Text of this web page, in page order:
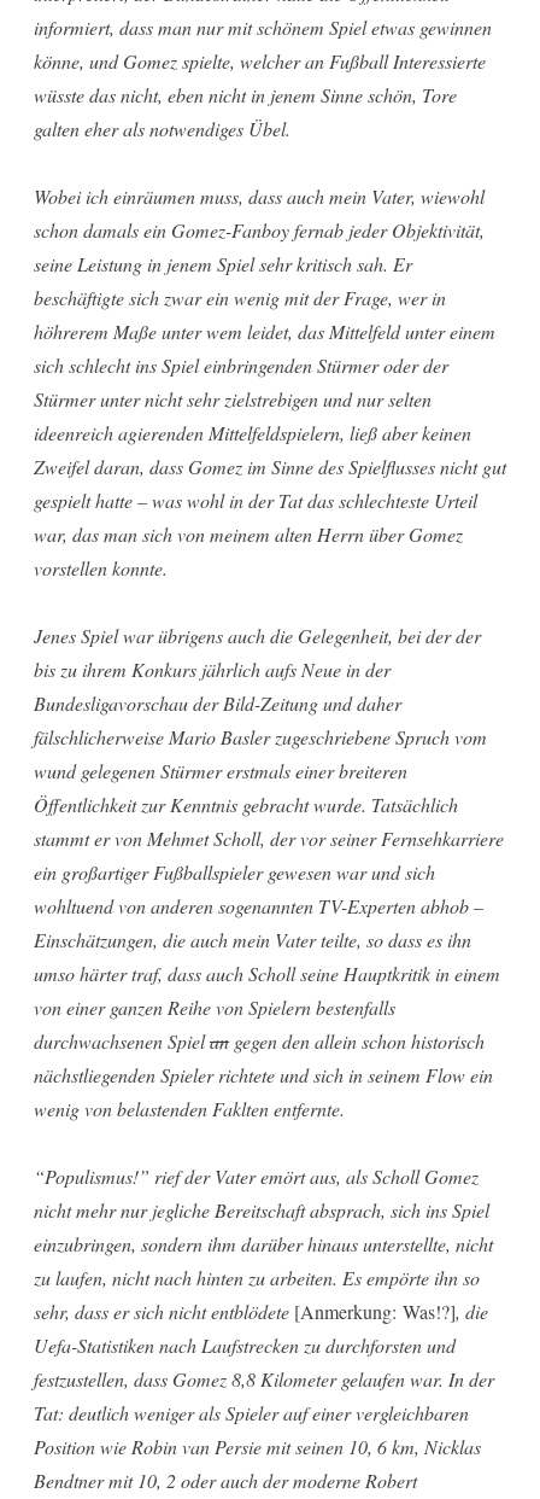
informiert, dass man nur mit schönem Spiel etwas gewinnen
könne, und Gomez spielte, welcher an Fußball Interessierte
wüsste das nicht, eben nicht in jenem Sinne schön, Tore
galten eher als notwendiges Übel.
Wobei ich einräumen muss, dass auch mein Vater, wiewohl
schon damals ein Gomez-Fanboy fernab jeder Objektivität,
seine Leistung in jenem Spiel sehr kritisch sah. Er
beschäftigte sich zwar ein wenig mit der Frage, wer in
höhrerem Maße unter wem leidet, das Mittelfeld unter einem
sich schlecht ins Spiel einbringenden Stürmer oder der
Stürmer unter nicht sehr zielstrebigen und nur selten
ideenreich agierenden Mittelfeldspielern, ließ aber keinen
Zweifel daran, dass Gomez im Sinne des Spielflusses nicht gut
gespielt hatte – was wohl in der Tat das schlechteste Urteil
war, das man sich von meinem alten Herrn über Gomez
vorstellen konnte.
Jenes Spiel war übrigens auch die Gelegenheit, bei der der
bis zu ihrem Konkurs jährlich aufs Neue in der
Bundesligavorschau der Bild-Zeitung und daher
fälschlicherweise Mario Basler zugeschriebene Spruch vom
wund gelegenen Stürmer erstmals einer breiteren
Öffentlichkeit zur Kenntnis gebracht wurde. Tatsächlich
stammt er von Mehmet Scholl, der vor seiner Fernsehkarriere
ein großartiger Fußballspieler gewesen war und sich
wohltuend von anderen sogenannten TV-Experten abhob –
Einschätzungen, die auch mein Vater teilte, so dass es ihn
umso härter traf, dass auch Scholl seine Hauptkritik in einem
von einer ganzen Reihe von Spielern bestenfalls
durchwachsenen Spielan gegen den allein schon historisch
nächstliegenden Spieler richtete und sich in seinem Flow ein
wenig von belastenden Faklten entfernte.
“Populismus!” rief der Vater emört aus, als Scholl Gomez
nicht mehr nur jegliche Bereitschaft absprach, sich ins Spiel
einzubringen, sondern ihm darüber hinaus unterstellte, nicht
zu laufen, nicht nach hinten zu arbeiten. Es empörte ihn so
sehr, dass er sich nicht entblödete [Anmerkung: Was!?], die
Uefa-Statistiken nach Laufstrecken zu durchforsten und
festzustellen, dass Gomez 8,8 Kilometer gelaufen war. In der
Tat: deutlich weniger als Spieler auf einer vergleichbaren
Position wie Robin van Persie mit seinen 10, 6 km, Nicklas
Bendtner mit 10, 2 oder auch der moderne Robert